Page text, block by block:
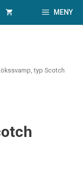
MENY
typ Scotch